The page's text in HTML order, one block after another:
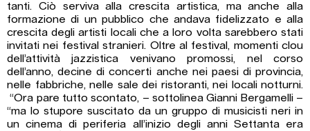
tanti. Ciò serviva alla crescita artistica, ma anche alla
formazione di un pubblico che andava fidelizzato e alla
crescita degli artisti locali che a loro volta sarebbero stati
invitati nei festival stranieri. Oltre al festival, momenti clou
dell’attività jazzistica venivano promossi, nel corso
dell’anno, decine di concerti anche nei paesi di provincia,
nelle fabbriche, nelle sale dei ristoranti, nei locali notturni.
“Ora pare tutto scontato, – sottolinea Gianni Bergamelli –
“ma lo stupore suscitato da un gruppo di musicisti neri in
un cinema di periferia all’inizio degli anni Settanta era